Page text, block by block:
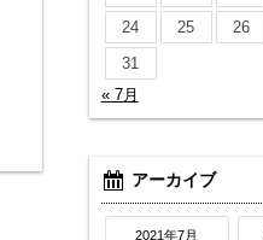
24 25 26
31
« 7月
アーカイブ
2021年7月